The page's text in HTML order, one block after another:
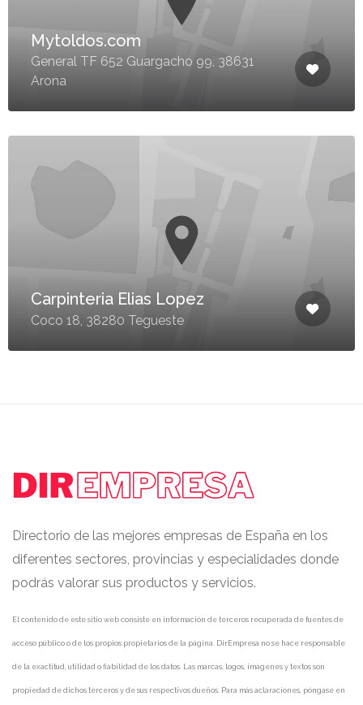
Mytoldos.com
General TF 652 Guargacho 99, 38631
Arona
Carpinteria Elias Lopez
Coco 18, 38280 Tegueste
Directorio de las mejores empresas de España en los
diferentes sectores, provincias y especialidades donde
podrás valorar sus productos y servicios.
El contenido de este sitio web consiste en información de terceros recuperada de fuentes de
acceso público o de los propios propietarios de la página. DirEmpresa no se hace responsable
de la exactitud, utilidad o fiabilidad de los datos. Las marcas, logos, imágenes y textos son
propiedad de dichos terceros y de sus respectivos dueños. Para más aclaraciones, póngase en